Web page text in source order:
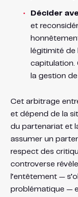
Décider
et
légitimité de
capitulation.
la gestion
Cet arbitrage
et dépend de la
du partenariat et
assumer un
respect des
controverse
l’entêtement —
problématique —